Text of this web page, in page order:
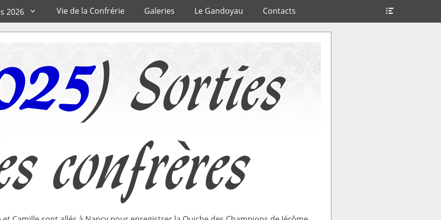
2026 Vie de la Confrérie Galeries Le Gandoyau Contacts
tête
) Sorties
confrères